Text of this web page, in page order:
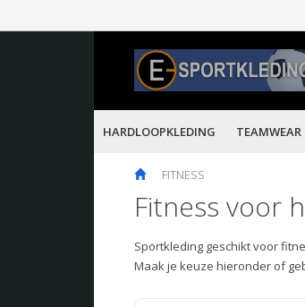
HARDLOOPKLEDING TEAMWEAR
FITNESS
Fitness voor
Sportkleding geschikt voor
Maak je keuze hieronder of